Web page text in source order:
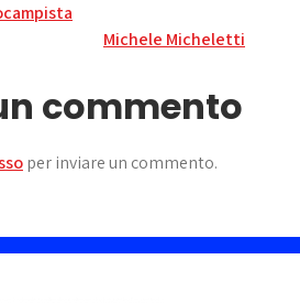
Michele Micheletti
commento
per inviare un commento.